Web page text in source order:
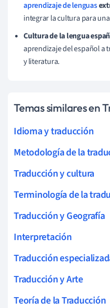
aprendizaje de lenguas
integrar la cultura para
Cultura de la lengua
aprendizaje del español a
y literatura.
Temas similares en
Idioma y traducción
Metodología de la
Traducción y cultura
Terminología de la
Traducción y Geografía
Interpretación
Traducción
Traducción y Arte
Teoría de la Traducción